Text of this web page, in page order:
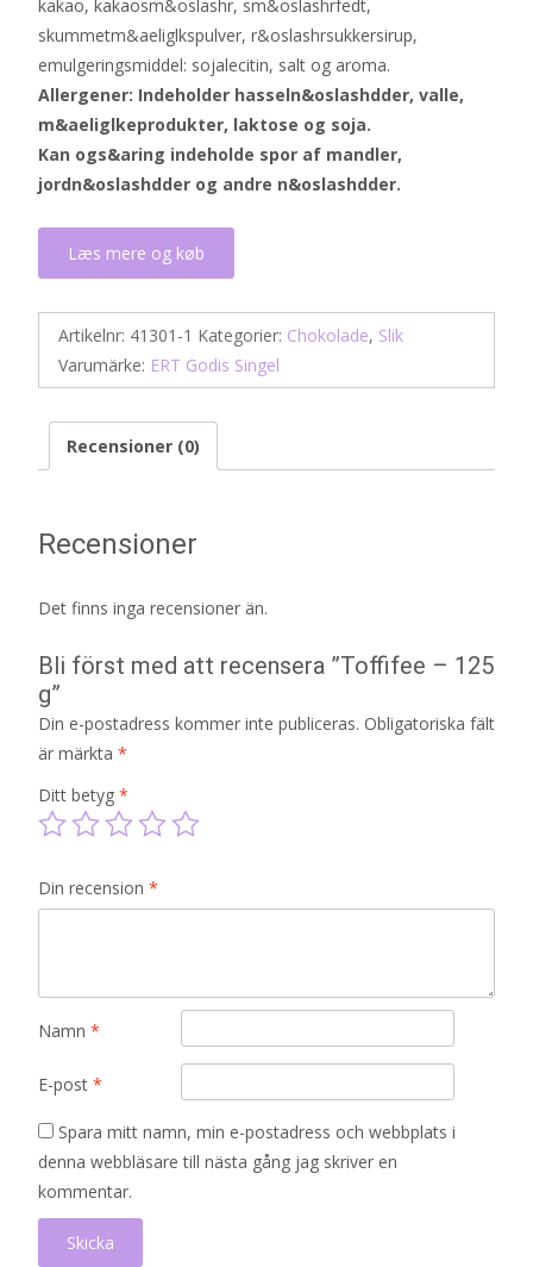
kakao, kakaosm&oslashr, sm&oslashrfedt,
skummetm&aeliglkspulver, r&oslashrsukkersirup,
emulgeringsmiddel: sojalecitin, salt og aroma.
Allergener: Indeholder hasseln&oslashdder, valle,
m&aeliglkeprodukter, laktose og soja.
Kan ogs&aring indeholde spor af mandler,
jordn&oslashdder og andre n&oslashdder.
Læs mere og køb
Artikelnr: 41301-1 Kategorier: Chokolade, Slik
Varumärke: ERT Godis Singel
Recensioner (0)
Recensioner
Det finns inga recensioner än.
Bli först med att recensera ”Toffifee – 125
g”
Din e-postadress kommer inte publiceras. Obligatoriska fält
är märkta *
Ditt betyg *
Din recension *
Namn *
E-post *
Spara mitt namn, min e-postadress och webbplats i
denna webbläsare till nästa gång jag skriver en
kommentar.